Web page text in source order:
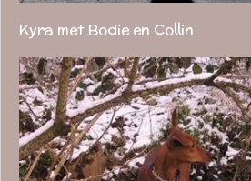
Kyra met Bodie en Collin